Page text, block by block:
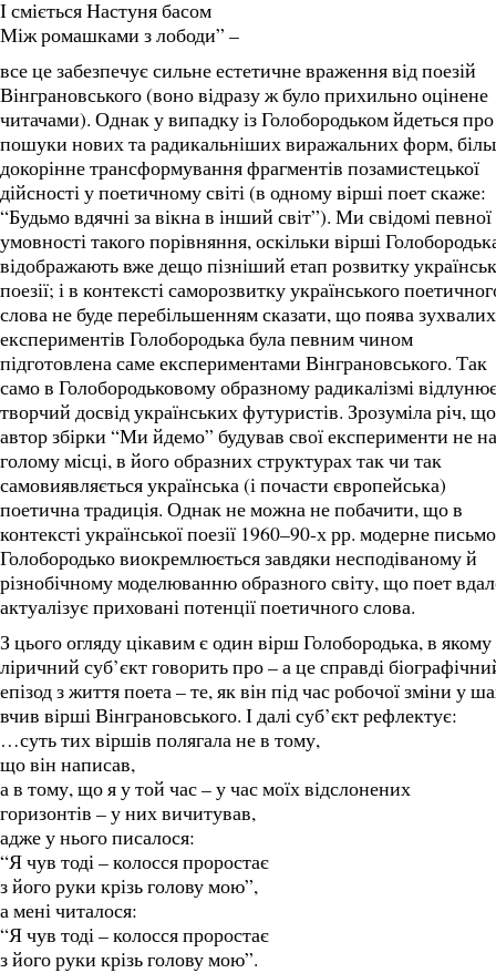
І сміється Настуня басом
Між ромашками з лободи” –
все це забезпечує сильне естетичне враження від поезій
Вінграновського (воно відразу ж було прихильно оцінене
читачами). Однак у випадку із Голобородьком йдеться про
пошуки нових та радикальніших виражальних форм,
докорінне трансформування фрагментів позамистецької
дійсності у поетичному світі (в одному вірші поет скаже:
“Будьмо вдячні за вікна в інший світ”). Ми свідомі певної
умовності такого порівняння, оскільки вірші
відображають вже дещо пізніший етап розвитку
поезії; і в контексті саморозвитку українського
слова не буде перебільшенням сказати, що поява зухвалих
експериментів Голобородька була певним чином
підготовлена саме експериментами Вінграновського. Так
само в Голобородьковому образному радикалізмі
творчий досвід українських футуристів. Зрозуміла річ, що
автор збірки “Ми йдемо” будував свої експерименти не на
голому місці, в його образних структурах так чи так
самовиявляється українська (і почасти європейська)
поетична традиція. Однак не можна не побачити, що в
контексті української поезії 1960–90-х рр. модерне письмо
Голобородько виокремлюється завдяки несподіваному й
різнобічному моделюванню образного світу, що поет
актуалізує приховані потенції поетичного слова.
З цього огляду цікавим є один вірш Голобородька, в якому
ліричний суб’єкт говорить про – а це справді
епізод з життя поета – те, як він під час робочої зміни у
вчив вірші Вінграновського. І далі суб’єкт рефлектує:
…суть тих віршів полягала не в тому,
що він написав,
а в тому, що я у той час – у час моїх відслонених
горизонтів – у них вичитував,
адже у нього писалося:
“Я чув тоді – колосся проростає
з його руки крізь голову мою”,
а мені читалося:
“Я чув тоді – колосся проростає
з його руки крізь голову мою”.